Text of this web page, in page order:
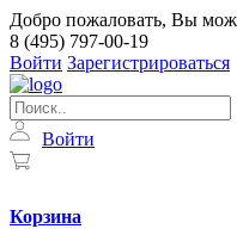
Добро пожаловать, Вы
8 (495) 797-00-19
Войти Зарегистрироваться
Войти
Корзина